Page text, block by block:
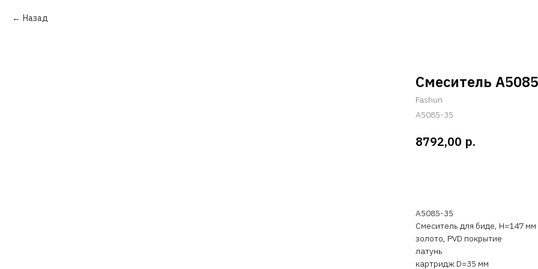
Назад
Смеситель
Fashun
A5085-35
8792,00 р.
A5085-35
Смеситель для биде, H=147 мм
золото, PVD покрытие
латунь
картридж D=35 мм